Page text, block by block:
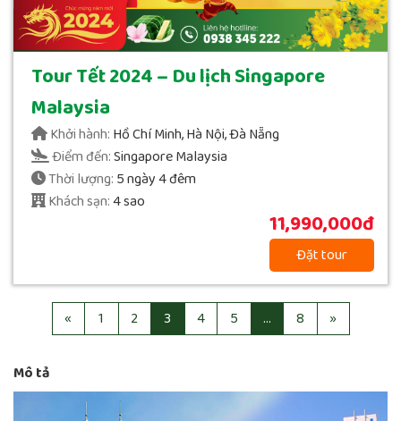
Tour Tết 2024 – Du lịch Singapore
Malaysia
Khởi hành: Hồ Chí Minh, Hà Nội, Đà Nẵng
Điểm đến:Singapore Malaysia
Thời lượng: 5 ngày 4 đêm
Khách sạn:4 sao
11,990,000đ
Đặt tour
« 1 2 3 4 5 … 8 »
Mô tả